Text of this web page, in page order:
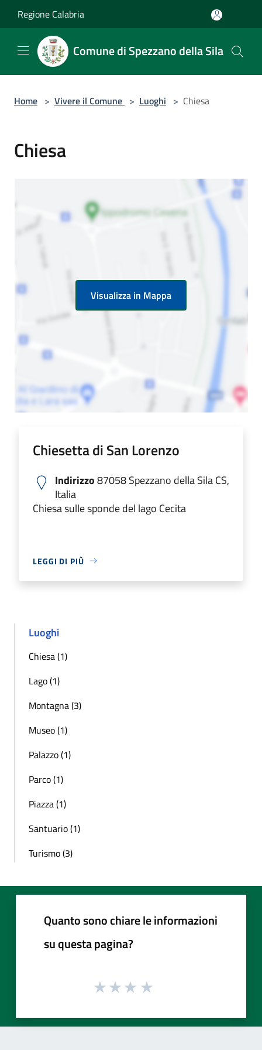
Regione Calabria
Comune di Spezzano della Sila
Home > Vivere il Comune > Luoghi > Chiesa
Chiesa
Visualizza in Mappa
Chiesetta di San Lorenzo
Indirizzo87058 Spezzano della Sila CS,
Italia
Chiesa sulle sponde del lago Cecita
LEGGI DI PIÙ
Luoghi
Chiesa (1)
Lago (1)
Montagna (3)
Museo (1)
Palazzo (1)
Parco (1)
Piazza (1)
Santuario (1)
Turismo (3)
Quanto sono chiare le informazioni
su questa pagina?